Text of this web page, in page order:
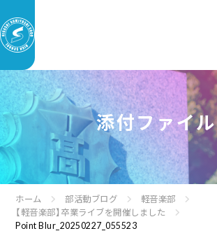
添付ファイル
ホーム 部活動ブログ
軽音楽部
【軽音楽部】卒業ライブを開催しました
Point Blur_20250227_055523